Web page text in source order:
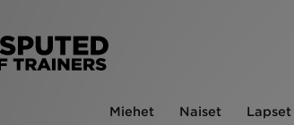
Miehet Naiset Lapset